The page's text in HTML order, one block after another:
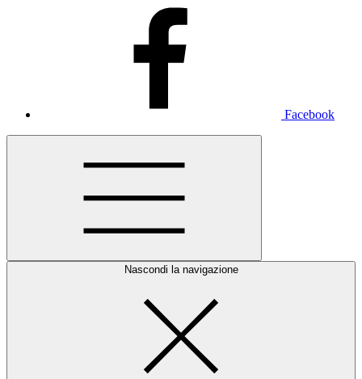
Facebook
Nascondi la navigazione